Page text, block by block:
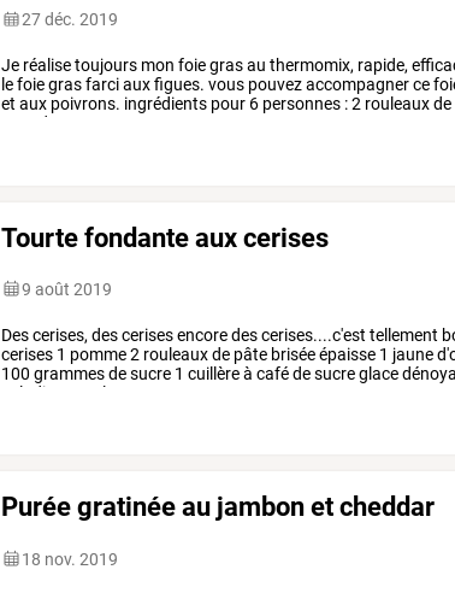
27 déc. 2019
Je réalisetoujours mon foiegrasau thermomix, rapide,
lefoiegrasfarciauxfigues. vous pouvezaccompagnerce
et aux poivrons. ingrédients pour 6 personnes :2 rouleauxde
de
Tourte fondante aux cerises
9 août 2019
Descerises, descerisesencoredescerises....c'est tellement
cerises 1 pomme2 rouleauxde pâte briséeépaisse 1 jaune
100 grammesdesucre 1 cuillèreà cafédesucreglace
saladier
le
Purée gratinée au jambon et cheddar
18 nov. 2019